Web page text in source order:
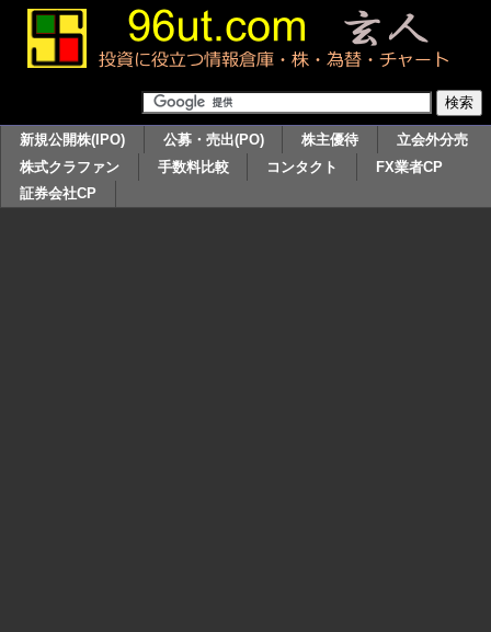
新規公開株(IPO) 公募・売出(PO) 株主優待
立会外分売
株式クラファン
手数料比較 コンタクト
FX業者CP
証券会社CP